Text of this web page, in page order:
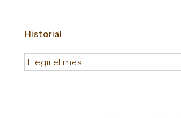
Historial
Historial